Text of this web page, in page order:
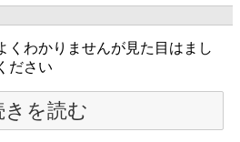
くわかりませんが見た目はまし
ださい
きを読む